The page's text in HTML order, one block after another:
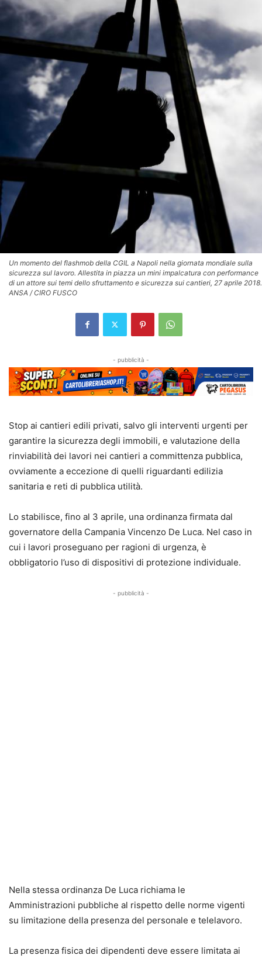
Un momento del flashmob della CGIL a Napoli nella giornata mondiale sulla
sicurezza sul lavoro. Allestita in piazza un mini impalcatura con performance
di un attore sui temi dello sfruttamento e sicurezza sui cantieri, 27 aprile 2018.
ANSA / CIRO FUSCO
- pubblicità -
Stop ai cantieri edili privati, salvo gli interventi urgenti per
garantire la sicurezza degli immobili, e valutazione della
rinviabilità dei lavori nei cantieri a committenza pubblica,
ovviamente a eccezione di quelli riguardanti edilizia
sanitaria e reti di pubblica utilità.
Lo stabilisce, fino al 3 aprile, una ordinanza firmata dal
governatore della Campania Vincenzo De Luca. Nel caso in
cui i lavori proseguano per ragioni di urgenza, è
obbligatorio l’uso di dispositivi di protezione individuale.
- pubblicità -
Nella stessa ordinanza De Luca richiama le
Amministrazioni pubbliche al rispetto delle norme vigenti
su limitazione della presenza del personale e telelavoro.
La presenza fisica dei dipendenti deve essere limitata ai